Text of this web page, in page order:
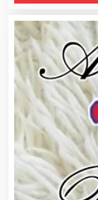
Alquiler
Alta